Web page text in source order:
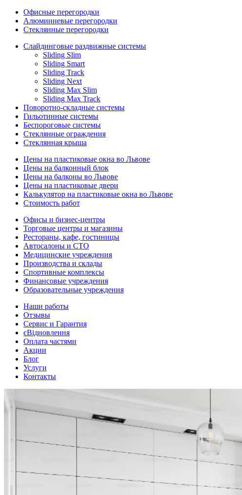
Офисные перегородки
Алюминиевые перегородки
Стеклянные перегородки
Слайдинговые раздвижные системы
Sliding Slim
Sliding Smart
Sliding Track
Sliding Next
Sliding Max Slim
Sliding Max Track
Поворотно-складные системы
Гильотинные системы
Беспороговые системы
Стеклянные ограждения
Стеклянная крыша
Цены на пластиковые окна во Львове
Цены на балконный блок
Цены на балконы во Львове
Цены на пластиковые двери
Калькулятор на пластиковые окна во Львове
Стоимость работ
Офисы и бизнес-центры
Торговые центры и магазины
Рестораны, кафе, гостиницы
Автосалоны и СТО
Медицинские учреждения
Производства и склады
Спортивные комплексы
Финансовые учреждения
Образовательные учреждения
Наши работы
Отзывы
Сервис и Гарантия
єВідновлення
Оплата частями
Акции
Блог
Услуги
Контакты